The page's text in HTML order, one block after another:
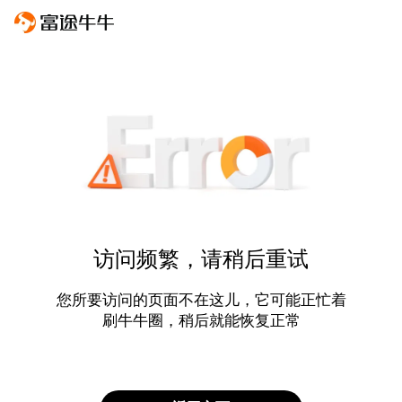
访问频繁，请稍后重试
您所要访问的页面不在这儿，它可能正忙着
刷牛牛圈，稍后就能恢复正常